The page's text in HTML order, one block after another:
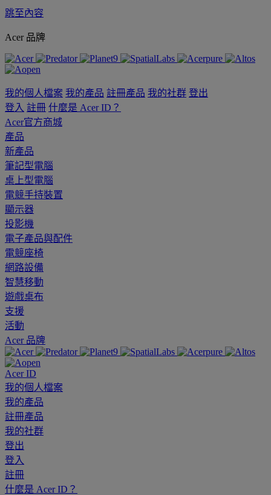
跳至內容
Acer 品牌
我的個人檔案 我的產品 註冊產品 我的社群 登出
登入 註冊 什麼是 Acer ID？
Acer官方商城
產品
新產品
筆記型電腦
桌上型電腦
電競手持裝置
顯示器
投影機
電子產品與配件
電競座椅
網路設備
智慧移動
遊戲桌布
支援
活動
Acer 品牌
Acer ID
我的個人檔案
我的產品
註冊產品
我的社群
登出
登入
註冊
什麼是 Acer ID？